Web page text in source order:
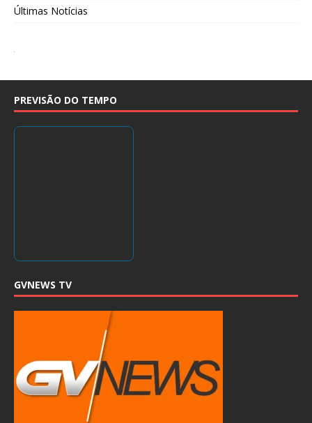
Últimas Notícias
PREVISÃO DO TEMPO
GVNEWS TV